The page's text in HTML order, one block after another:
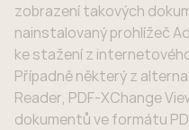
zobrazení takových
nainstalovaný prohlížeč
ke stažení z
Případně některý z
Reader, PDF-XChange
dokumentů ve formátu